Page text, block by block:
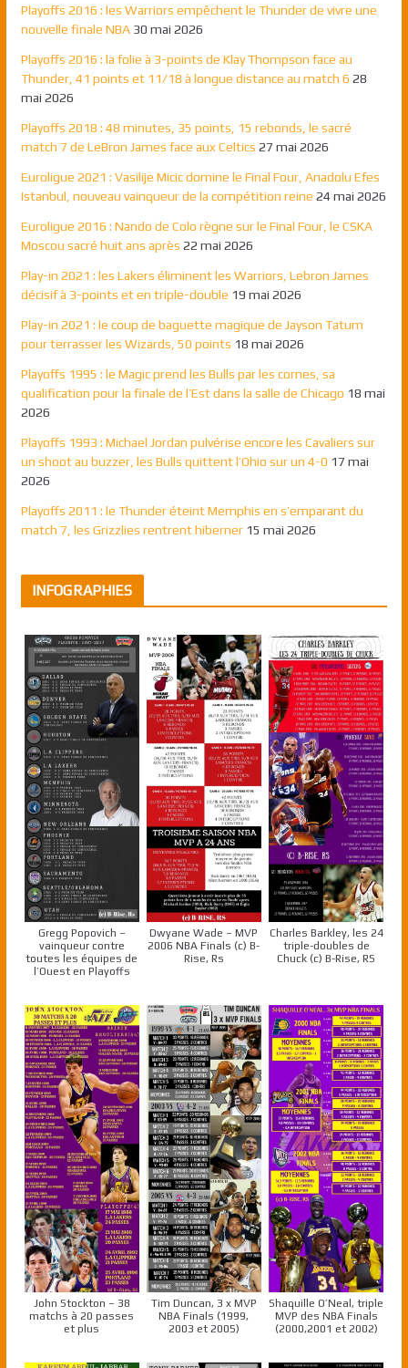
Playoffs 2016 : les Warriors empêchent le Thunder de vivre une
nouvelle finale NBA 30 mai 2026
Playoffs 2016 : la folie à 3-points de Klay Thompson face au
Thunder, 41 points et 11/18 à longue distance au match 6 28
mai 2026
Playoffs 2018 : 48 minutes, 35 points, 15 rebonds, le sacré
match 7 de LeBron James face aux Celtics 27 mai 2026
Euroligue 2021 : Vasilije Micic domine le Final Four, Anadolu Efes
Istanbul, nouveau vainqueur de la compétition reine 24 mai 2026
Euroligue 2016 : Nando de Colo règne sur le Final Four, le CSKA
Moscou sacré huit ans après 22 mai 2026
Play-in 2021 : les Lakers éliminent les Warriors, Lebron James
décisif à 3-points et en triple-double 19 mai 2026
Play-in 2021 : le coup de baguette magique de Jayson Tatum
pour terrasser les Wizards, 50 points 18 mai 2026
Playoffs 1995 : le Magic prend les Bulls par les cornes, sa
qualification pour la finale de l’Est dans la salle de Chicago 18 mai
2026
Playoffs 1993 : Michael Jordan pulvérise encore les Cavaliers sur
un shoot au buzzer, les Bulls quittent l’Ohio sur un 4-0 17 mai
2026
Playoffs 2011 : le Thunder éteint Memphis en s’emparant du
match 7, les Grizzlies rentrent hiberner 15 mai 2026
INFOGRAPHIES
Gregg Popovich –
vainqueur contre
toutes les équipes de
l’Ouest en Playoffs
Dwyane Wade – MVP
2006 NBA Finals (c) B-
Rise, Rs
Charles Barkley, les 24
triple-doubles de
Chuck (c) B-Rise, RS
John Stockton – 38
matchs à 20 passes
et plus
Tim Duncan, 3 x MVP
NBA Finals (1999,
2003 et 2005)
Shaquille O’Neal, triple
MVP des NBA Finals
(2000,2001 et 2002)